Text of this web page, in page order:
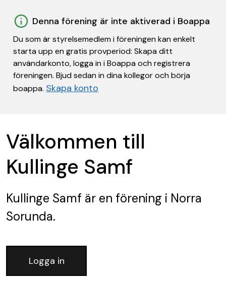
Denna förening är inte aktiverad i Boappa
Du som är styrelsemedlem i föreningen kan enkelt
starta upp en gratis provperiod: Skapa ditt
användarkonto, logga in i Boappa och registrera
föreningen. Bjud sedan in dina kollegor och börja
boappa. Skapa konto
Välkommen till
Kullinge Samf
Kullinge Samf är en förening i Norra
Sorunda.
Logga in